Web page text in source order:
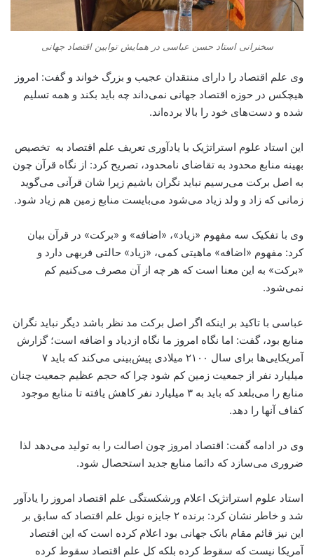
سخنرانی استاد حسن عباسی در همایش توابین اقتصاد جهانی
وی علم اقتصاد را دارای منتقدان عجیب و بزرگ خواند و گفت: امروز
هیچکس در حوزه اقتصاد جهانی نمی‌داند چه باید بکند و همه تسلیم
شده و دست‌های خود را بالا برده‌اند.
این استاد علوم استراتژیک با یادآوری تعریف علم اقتصاد به تخصیص
بهینه منابع محدود به تقاضای نامحدود، تصریح کرد: از نگاه قرآن چون
به اصل برکت می‌رسیم نباید نگران باشیم زیرا شان قرآنی می‌گوید
زمانی که زاد و ولد زیاد می‌شود می‌بایست منابع زمین هم زیاد شود.
وی با تفکیک سه مفهوم «زیاد»، «اضافه» و «برکت» در قرآن بیان
کرد: مفهوم «اضافه» ماهیتی کمی، «زیاد» حالتی فربهی دارد و
«برکت» به این معنا است که هر چه از آن مصرف می‌کنیم کم
نمی‌شود.
عباسی با تاکید بر اینکه اگر اصل برکت مد نظر باشد دیگر نباید نگران
منابع بود، گفت: اما نگاه امروز ما نگاه ازدیاد و اضافه است؛ گزارش
آمریکایی‌ها برای سال ۲۱۰۰ میلادی پیش‌بینی می‌کند که باید ۷
میلیارد نفر از جمعیت زمین کم شود چرا که حجم عظیم جمعیت چنان
منابع را می‌بلعد که باید به ۳ میلیارد نفر کاهش یافته تا منابع موجود
کفاف آنها را دهد.
وی در ادامه گفت: اقتصاد امروز چون اصالت را به تولید می‌دهد لذا
ضروری می‌سازد که دائما منابع جدید استحصال شود.
استاد علوم استراتژیک اعلام ورشکستگی علم اقتصاد امروز را یادآور
شد و خاطر نشان کرد: برنده ۲ جایزه نوبل علم اقتصاد که سابق بر
این نیز قائم مقام بانک جهانی بود اعلام کرده است که این اقتصاد
آمریکا نیست که سقوط کرده بلکه کل علم اقتصاد سقوط کرده